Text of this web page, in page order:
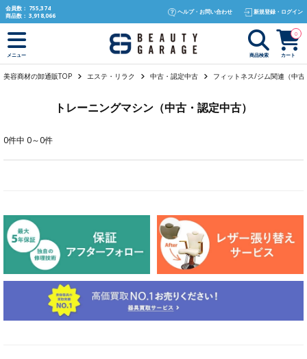
text.skipToContent
text.skipToNavigation
会員数： 755,374
商品数： 3,918,066
ヘルプ・お問い合わせ 新規登録・ログイン
メニュー 商品検索 カート
0
美容商材の卸通販TOP エステ・リラク 中古・認定中古 フィットネス/ジム関連（中
トレーニングマシン（中古・認定中古）
0件中 0～0件